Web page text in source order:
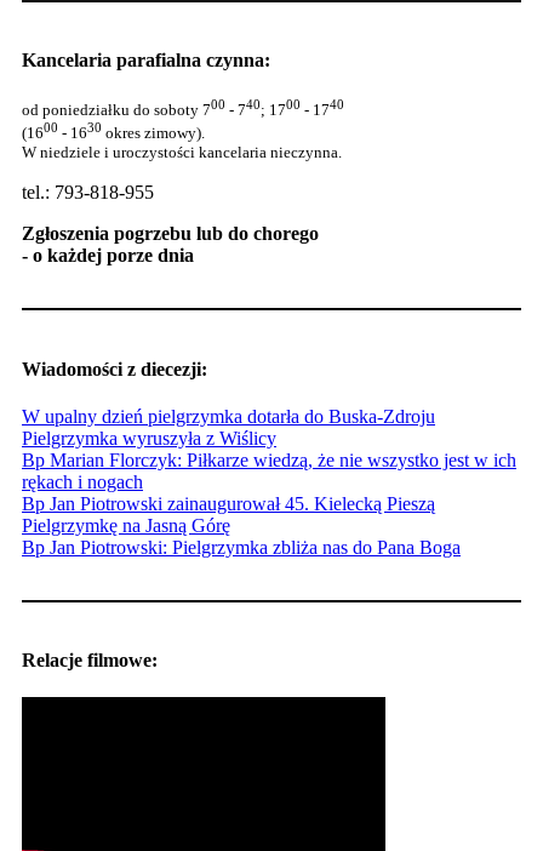
Kancelaria parafialna czynna:
od poniedziałku do soboty 700 - 740; 1700 - 1740
(1600 - 1630 okres zimowy).
W niedziele i uroczystości kancelaria nieczynna.
tel.: 793-818-955
Zgłoszenia pogrzebu lub do chorego
- o każdej porze dnia
Wiadomości z diecezji:
W upalny dzień pielgrzymka dotarła do Buska-Zdroju
Pielgrzymka wyruszyła z Wiślicy
Bp Marian Florczyk: Piłkarze wiedzą, że nie wszystko jest w ich
rękach i nogach
Bp Jan Piotrowski zainaugurował 45. Kielecką Pieszą
Pielgrzymkę na Jasną Górę
Bp Jan Piotrowski: Pielgrzymka zbliża nas do Pana Boga
Relacje filmowe: